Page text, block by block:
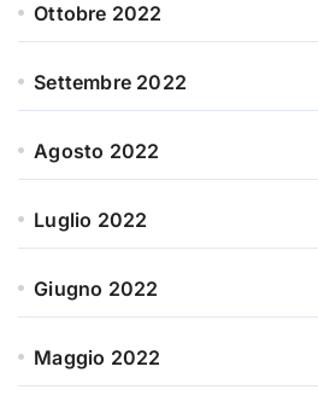
Ottobre 2022
Settembre 2022
Agosto 2022
Luglio 2022
Giugno 2022
Maggio 2022